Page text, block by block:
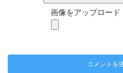
画像をアップロード